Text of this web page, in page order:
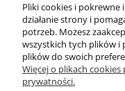
Pliki cookies i
działanie strony i
potrzeb. Możesz
wszystkich tych plików i
plików do swoich
Więcej o plikach cookies
prywatności.